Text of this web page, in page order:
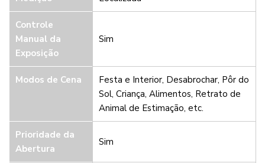
Controle
Manual da
Exposição
Sim
Modos de Cena
Festa e Interior, Desabrochar, Pôr do
Sol, Criança, Alimentos, Retrato de
Animal de Estimação, etc.
Prioridade da
Abertura
Sim